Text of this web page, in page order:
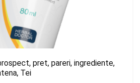
pret, pareri, ingrediente,
Tei